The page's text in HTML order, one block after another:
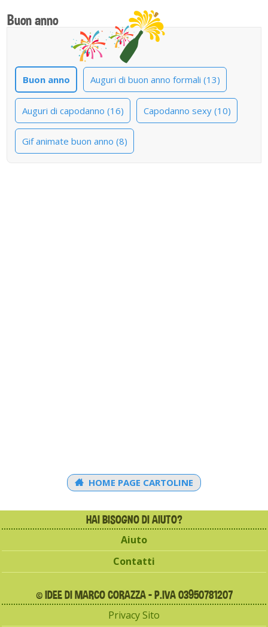
Buon anno
Buon anno Auguri di buon anno formali (13)
Auguri di capodanno (16) Capodanno sexy (10)
Gif animate buon anno (8)
HOME PAGE CARTOLINE
HAI BISOGNO DI AIUTO?
Aiuto
Contatti
© IDEE DI MARCO CORAZZA - P.IVA 03950781207
Privacy Sito